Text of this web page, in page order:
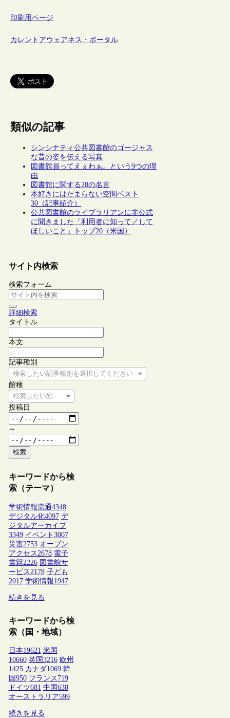
印刷用ページ
カレントアウェアネス・ポータル
類似の記事
シンシナティ公共図書館のゴージャス
な昔の姿を伝える写真
図書館員ってえぇわぁ。という9つの理
由
図書館に関する28の名言
本好きにはたまらない空間ベスト
30（記事紹介）
公共図書館のライブラリアンに非公式
に聞きました「利用者に知って／して
ほしいこと」トップ20（米国）
サイト内検索
検索フォーム
詳細検索
タイトル
本文
記事種別
検索したい記事種別を選択してください
館種
検索したい館種を選択してください
投稿日
～
検索
キーワードから検
索（テーマ）
学術情報流通4348
デジタル化4097 デ
ジタルアーカイブ
3349 イベント 3007
災害2753 オープン
アクセス 2678 電子
書籍2226 図書館サ
ービス 2178 子ども
2017 学術情報1947
続きを見る
キーワードから検
索（国・地域）
日本19621 米国
10660 英国 3216 欧州
1425 カナダ1069 韓
国 950 フランス 719
ドイツ681 中国 638
オーストラリア599
続きを見る